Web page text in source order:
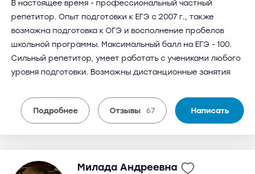
В настоящее время - профессиональный частный
репетитор. Опыт подготовки к ЕГЭ с 2007 г., также
возможна подготовка к ОГЭ и восполнение пробелов
школьной программы. Максимальный балл на ЕГЭ - 100.
Сильный репетитор, умеет работать с учениками любого
уровня подготовки. Возможны дистанционные занятия
Подробнее Отзывы 67 Написать
Милада Андреевна